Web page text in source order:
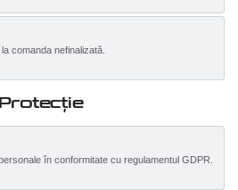
comanda nefinalizată.
Protecţie
în conformitate cu regulamentul GDPR.